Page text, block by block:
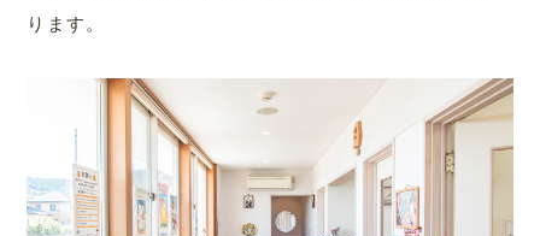
ります。